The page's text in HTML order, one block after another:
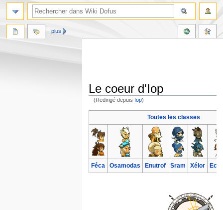
Le coeur d'Iop
(Redirigé depuis Iop)
à
la
navigation
à
la
recherche
Toutes les classes
Féca Osamodas Enutrof Sram Xélor
plus